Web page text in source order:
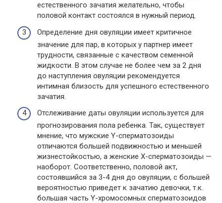
естественного зачатия желательно, чтобы
половой контакт состоялся в нужный период.
Определение дня овуляции имеет критичное
значение для пар, в которых у партнер имеет
трудности, связанные с качеством семенной
жидкости. В этом случае не более чем за 2 дня
до наступления овуляции рекомендуется
интимная близость для успешного естественного
зачатия.
Отслеживание даты овуляции используется для
прогнозирования пола ребенка. Так, существует
мнение, что мужские Y-сперматозоиды
отличаются большей подвижностью и меньшей
жизнестойкостью, а женские Х-сперматозоиды —
наоборот. Соответственно, половой акт,
состоявшийся за 3-4 дня до овуляции, с большей
вероятностью приведет к зачатию девочки, т.к.
большая часть Y-хромосомных сперматозоидов